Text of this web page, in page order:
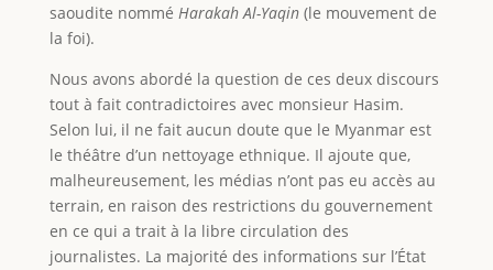
saoudite nommé Harakah Al-Yaqin(le mouvement de
la foi).
Nous avons abordé la question de ces deux discours
tout à fait contradictoires avec monsieur Hasim.
Selon lui, il ne fait aucun doute que le Myanmar est
le théâtre d’un nettoyage ethnique. Il ajoute que,
malheureusement, les médias n’ont pas eu accès au
terrain, en raison des restrictions du gouvernement
en ce qui a trait à la libre circulation des
journalistes. La majorité des informations sur l’État